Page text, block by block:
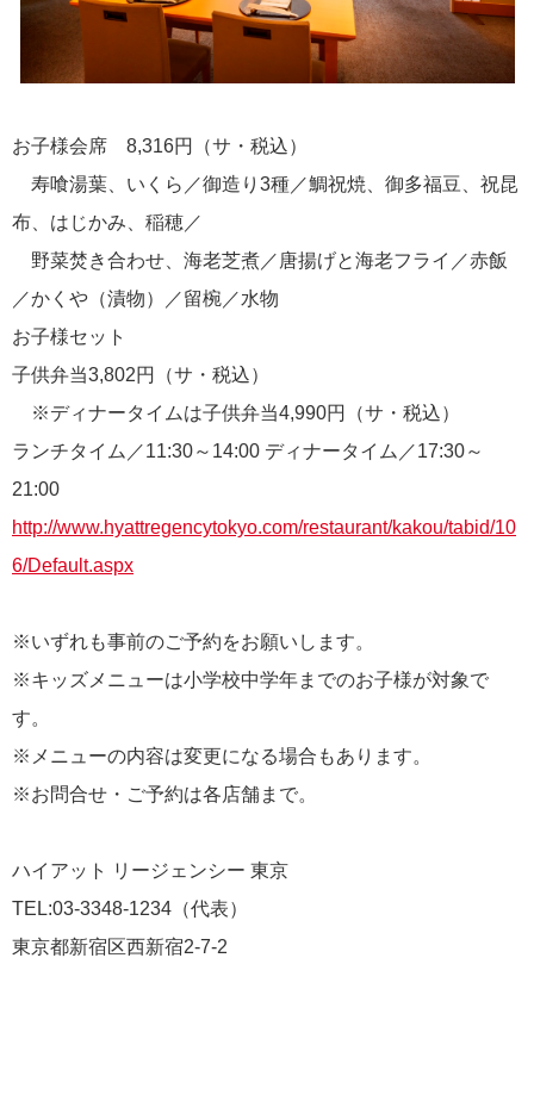
お子様会席 8,316円（サ・税込）
寿喰湯葉、いくら／御造り3種／鯛祝焼、御多福豆、祝昆
布、はじかみ、稲穂／
野菜焚き合わせ、海老芝煮／唐揚げと海老フライ／赤飯
／かくや（漬物）／留椀／水物
お子様セット
子供弁当3,802円（サ・税込）
※ディナータイムは子供弁当4,990円（サ・税込）
ランチタイム／11:30～14:00 ディナータイム／17:30～
21:00
http://www.hyattregencytokyo.com/restaurant/kakou/tabid/10
6/Default.aspx
※いずれも事前のご予約をお願いします。
※キッズメニューは小学校中学年までのお子様が対象で
す。
※メニューの内容は変更になる場合もあります。
※お問合せ・ご予約は各店舗まで。
ハイアット リージェンシー 東京
TEL:03-3348-1234（代表）
東京都新宿区西新宿2-7-2